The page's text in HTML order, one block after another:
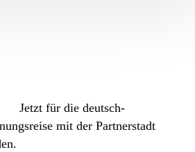
Jetzt für die deutsch-
mit der Partnerstadt